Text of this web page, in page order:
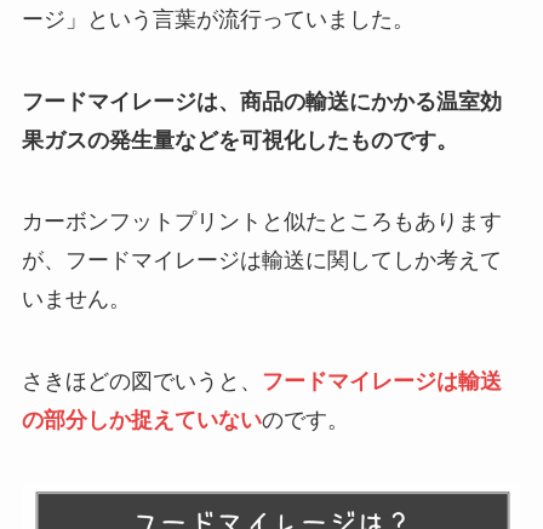
ージ」という言葉が流行っていました。
フードマイレージは、商品の輸送にかかる温室効
果ガスの発生量などを可視化したものです。
カーボンフットプリントと似たところもあります
が、フードマイレージは輸送に関してしか考えて
いません。
さきほどの図でいうと、
フードマイレージは輸送
の部分しか捉えていないのです。